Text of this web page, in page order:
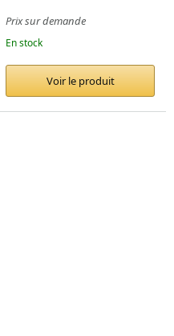
Prix sur demande
En stock
Voir le produit